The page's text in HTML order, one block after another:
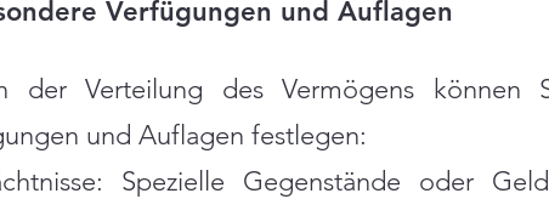
Verfügungen und Auflagen
der Verteilung des Vermögens können
und Auflagen festlegen:
Spezielle Gegenstände oder